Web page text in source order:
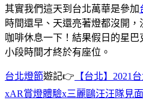
其實我們這天到台北萬華是參加
時間還早、天還亮著燈都沒開
咖啡休息一下！結果假日的星
小段時間才終於有座位。
台北燈節遊記👉 【台北】2021
xAR賞燈體驗x三麗鷗汪汪隊見